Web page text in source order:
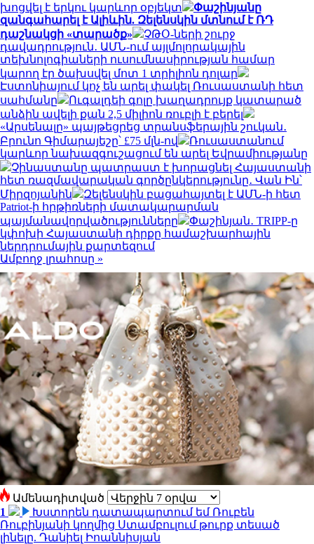
խոցվել է երկու կարևոր օբյեկտ
Փաշինյանը
զանգահարել է Ալիևին. Զելենսկին մտնում է ՌԴ
դաշնակցի «տարածք»
ՉԹՕ-ների շուրջ
դավադրություն․ ԱՄՆ-ում այլմոլորակային
տեխնոլոգիաների ուսումնասիրության համար
կարող էր ծախսվել մոտ 1 տրիլիոն դոլար
Էստոնիայում կոչ են արել փակել Ռուսաստանի հետ
սահմանը
Ուգալդեի գոլը խաղադրույք կատարած
անձին ավելի քան 2,5 միլիոն ռուբլի է բերել
«Արսենալը» պայթեցրեց տրանսֆերային շուկան․
Բրունո Գիմարայեշը՝ £75 մլն-ով
Ռուսաստանում
կարևոր նախազգուշացում են արել Եվրամիությանը
Չինաստանը պատրաստ է խորացնել Հայաստանի
հետ ռազմավարական գործընկերությունը․ Վան Ին՝
Միրզոյանին
Զելենսկին բացահայտել է ԱՄՆ-ի հետ
Patriot-ի հրթիռների մատակարարման
պայմանավորվածությունները
Փաշինյան․ TRIPP-ը
կփոխի Հայաստանի դիրքը համաշխարհային
ներդրումային քարտեզում
Ամբողջ լրահոսը »
Ամենադիտված
1
Խստորեն դատապարտում եմ Ռուբեն
Ռուբինյանի կողմից Ստամբուլում թուրք տեսած
լինելը. Դանիել Իոաննիսյան